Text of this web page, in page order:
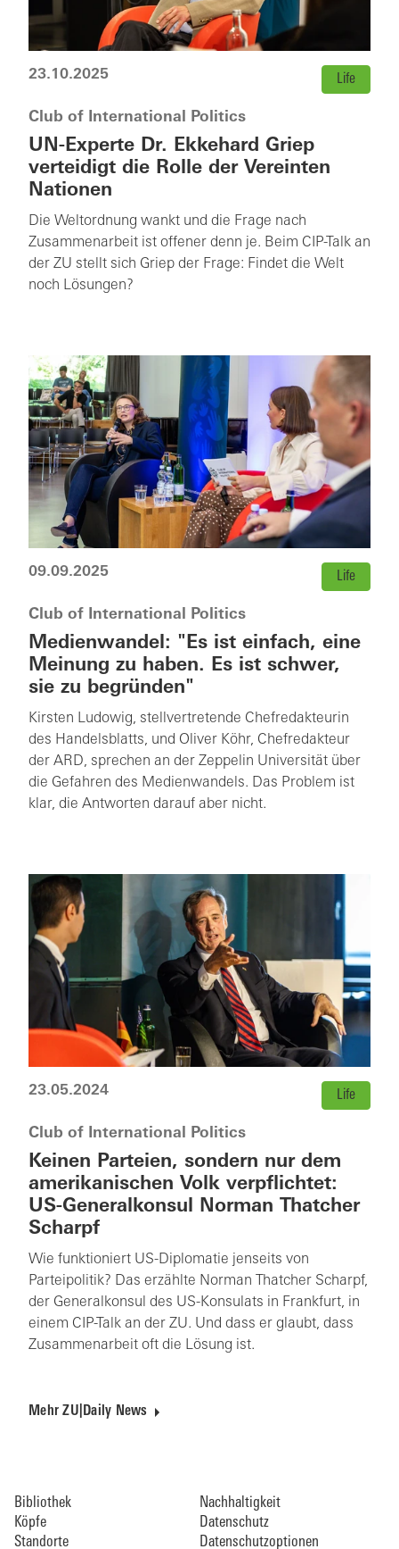
23.10.2025 Life
Club of International Politics
UN-Experte Dr. Ekkehard Griep
verteidigt die Rolle der Vereinten
Nationen
Die Weltordnung wankt und die Frage nach
Zusammenarbeit ist offener denn je. Beim CIP-Talk an
der ZU stellt sich Griep der Frage: Findet die Welt
noch Lösungen?
09.09.2025 Life
Club of International Politics
Medienwandel: "Es ist einfach, eine
Meinung zu haben. Es ist schwer,
sie zu begründen"
Kirsten Ludowig, stellvertretende Chefredakteurin
des Handelsblatts, und Oliver Köhr, Chefredakteur
der ARD, sprechen an der Zeppelin Universität über
die Gefahren des Medienwandels. Das Problem ist
klar, die Antworten darauf aber nicht.
23.05.2024 Life
Club of International Politics
Keinen Parteien, sondern nur dem
amerikanischen Volk verpflichtet:
US-Generalkonsul Norman Thatcher
Scharpf
Wie funktioniert US-Diplomatie jenseits von
Parteipolitik? Das erzählte Norman Thatcher Scharpf,
der Generalkonsul des US-Konsulats in Frankfurt, in
einem CIP-Talk an der ZU. Und dass er glaubt, dass
Zusammenarbeit oft die Lösung ist.
Mehr ZU|Daily News
Bibliothek
Köpfe
Standorte
Nachhaltigkeit
Datenschutz
Datenschutzoptionen